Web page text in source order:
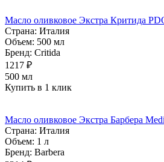
Масло оливковое Экстра Критида
Страна: Италия
Объем: 500 мл
Бренд: Critida
1217 ₽
500 мл
Купить в 1 клик
Масло оливковое Экстра Барбера
Страна: Италия
Объем: 1 л
Бренд: Barbera